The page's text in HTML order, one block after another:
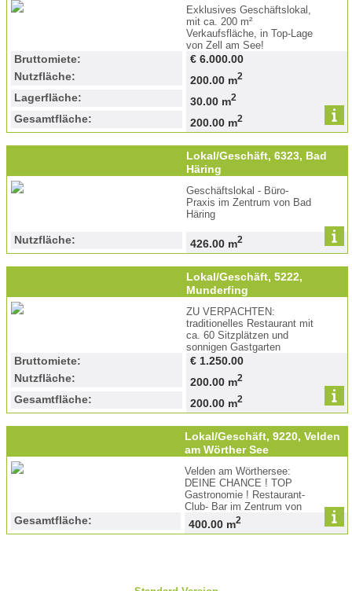
Exklusives Geschäftslokal,
mit ca. 200 m²
Verkaufsfläche, in Top-Lage
von Zell am See!
Bruttomiete:
€ 6.000.00
Nutzfläche:
200.00 m2
Lagerfläche: 30.00 m2
Gesamtfläche: 200.00 m2
Lokal/Geschäft, 6323, Bad
Häring
Geschäftslokal - Büro-
Praxis im Zentrum von Bad
Häring
Nutzfläche: 426.00 m2
Lokal/Geschäft, 5222,
Munderfing
ZU VERPACHTEN:
traditionelles Restaurant mit
ca. 60 Sitzplätzen und
sonnigen Gastgarten
Bruttomiete:
€ 1.250.00
Nutzfläche:
200.00 m2
Gesamtfläche: 200.00 m2
Lokal/Geschäft, 9220, Velden
am Wörther See
Velden am Wörthersee:
DEINE CHANCE ! TOP
Gastronomie ! Restaurant-
Club- Bar im Zentrum von
Velden
Gesamtfläche: 400.00 m2